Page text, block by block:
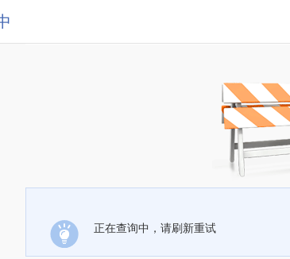
正在查询中，请刷新重试